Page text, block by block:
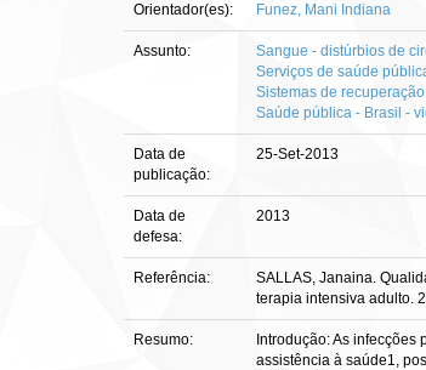
Orientador(es): Funez, Mani Indiana
Assunto:
Sangue - distúrbios de
Serviços de saúde
Sistemas de
Saúde pública - Brasil -
Data de
publicação:
25-Set-2013
Data de
defesa:
2013
Referência:
SALLAS, Janaina.
terapia intensiva adulto.
Resumo:
Introdução: As
assistência à saúde1,